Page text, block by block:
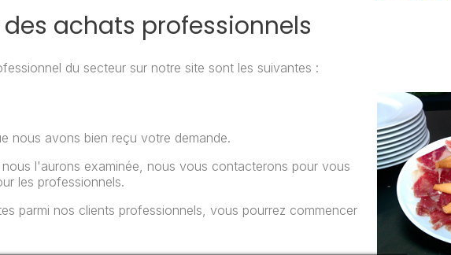
achats professionnels
du secteur sur notre site sont les suivantes :
nous avons bien reçu votre demande.
nous l'aurons examinée, nous vous contacterons pour vous
les professionnels.
parmi nos clients professionnels, vous pourrez commencer